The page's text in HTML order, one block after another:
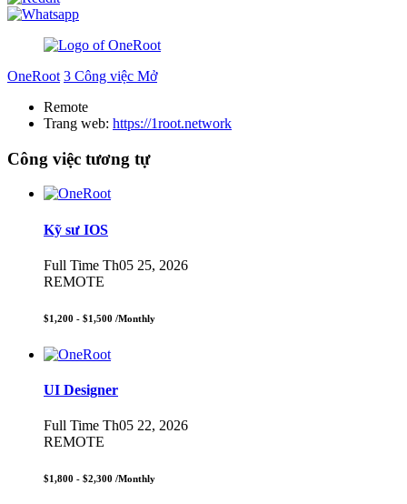
OneRoot 3 Công việc Mở
Remote
Trang web: https://1root.network
Công việc tương tự
Kỹ sư IOS
Full Time Th05 25, 2026
REMOTE
$1,200 - $1,500 /Monthly
UI Designer
Full Time Th05 22, 2026
REMOTE
$1,800 - $2,300 /Monthly